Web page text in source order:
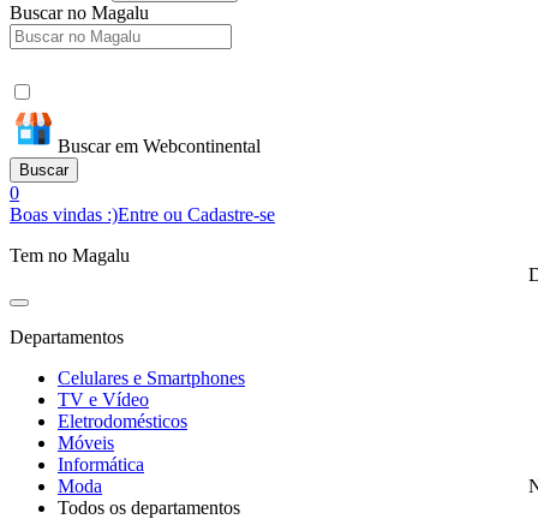
Buscar no Magalu
Buscar em Webcontinental
Buscar
0
Boas vindas :)Entre ou Cadastre-se
Tem no Magalu
Departamentos
Celulares e Smartphones
TV e Vídeo
Eletrodomésticos
Móveis
Informática
Moda
Todos os departamentos